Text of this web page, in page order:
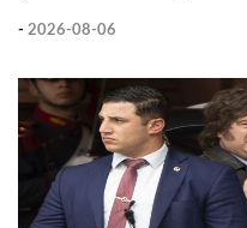
- 2026-08-06